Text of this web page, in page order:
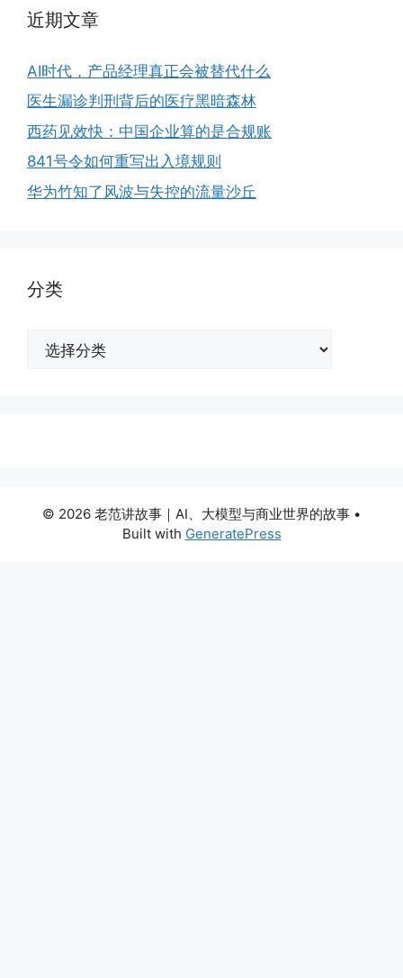
近期文章
AI时代，产品经理真正会被替代什么
医生漏诊判刑背后的医疗黑暗森林
西药见效快：中国企业算的是合规账
841号令如何重写出入境规则
华为竹知了风波与失控的流量沙丘
分类
© 2026 老范讲故事｜AI、大模型与商业世界的故事 •
Built with GeneratePress